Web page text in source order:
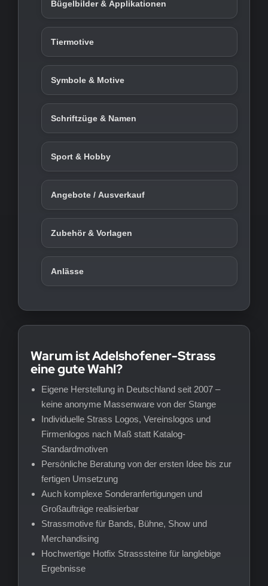
Bügelbilder & Applikationen
Tiermotive
Symbole & Motive
Schriftzüge & Namen
Sport & Hobby
Angebote / Ausverkauf
Zubehör & Vorlagen
Anlässe
Warum ist Adelshofener-Strass
eine gute Wahl?
Eigene Herstellung in Deutschland seit 2007 –
keine anonyme Massenware von der Stange
Individuelle Strass Logos, Vereinslogos und
Firmenlogos nach Maß statt Katalog-
Standardmotiven
Persönliche Beratung von der ersten Idee bis zur
fertigen Umsetzung
Auch komplexe Sonderanfertigungen und
Großaufträge realisierbar
Strassmotive für Bands, Bühne, Show und
Merchandising
Hochwertige Hotfix Strasssteine für langlebige
Ergebnisse